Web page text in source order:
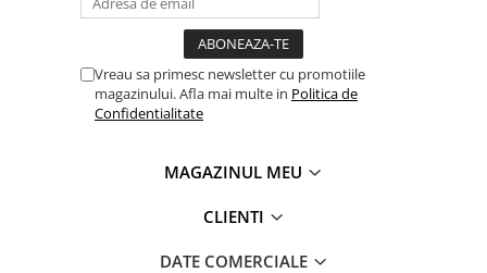
Vreau sa primesc newsletter cu promotiile
magazinului. Afla mai multe in Politica de
Confidentialitate
MAGAZINUL MEU
CLIENTI
DATE COMERCIALE